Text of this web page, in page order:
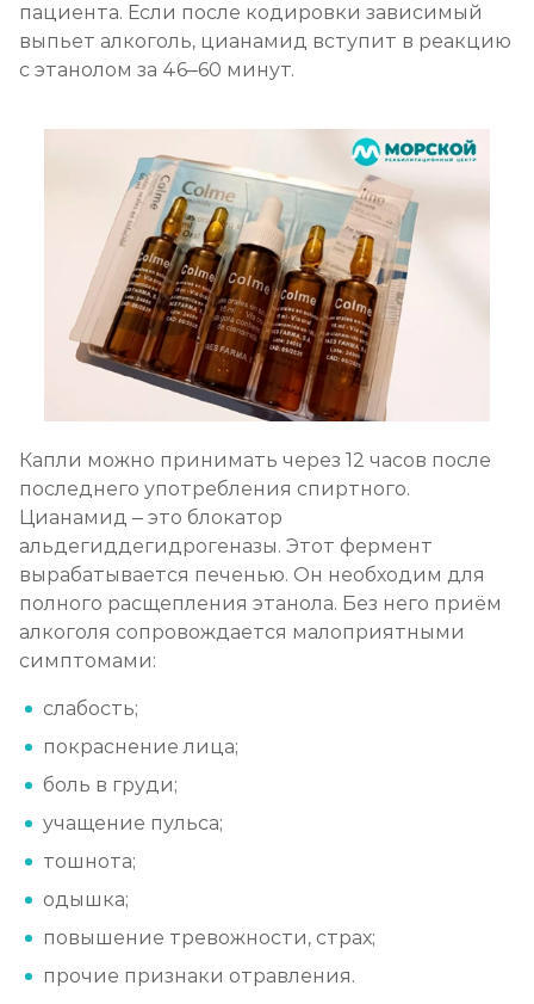
Химический блок от алкоголизма
от 2 850 ₽
Записаться
Раскодирование от алкоголизма
от 1 800 ₽ Записаться
Мотивация на лечение алкоголизма
Записаться
Лечение алкоголизма на дому
от 2 150 ₽ Записаться
Лечение алкоголизма амбулаторно
от 1 100 ₽ Записаться
Лечение алкоголизма в стационаре (сутки)
от 2 500 ₽
Лечение пивного алкоголизма
от 2 500 ₽
Лечение подросткового алкоголизма
пациента. Если после кодировки зависимый
выпьет алкоголь, цианамид вступит в реакцию
с этанолом за 46–60 минут.
Капли можно принимать через 12 часов после
последнего употребления спиртного.
Цианамид – это блокатор
альдегиддегидрогеназы. Этот фермент
вырабатывается печенью. Он необходим для
полного расщепления этанола. Без него приём
алкоголя сопровождается малоприятными
симптомами:
слабость;
покраснение лица;
боль в груди;
учащение пульса;
тошнота;
одышка;
повышение тревожности, страх;
прочие признаки отравления.